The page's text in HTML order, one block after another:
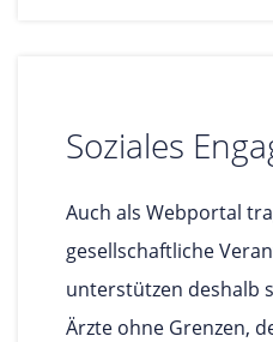
Soziales
Auch als Webportal
gesellschaftliche
unterstützen deshalb
Ärzte ohne Grenzen,